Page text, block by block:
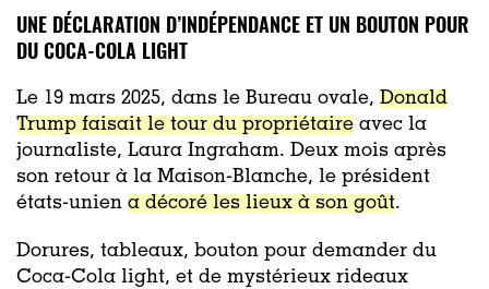
UNE DÉCLARATION D’INDÉPENDANCE ET UN BOUTON POUR
DU COCA-COLA LIGHT
Le 19 mars 2025, dans le Bureau ovale, Donald
Trump faisait le tour du propriétaire avec la
journaliste, Laura Ingraham. Deux mois après
son retour à la Maison-Blanche, le président
états-unien a décoré les lieux à son goût.
Dorures, tableaux, bouton pour demander du
Coca-Cola light, et de mystérieux rideaux